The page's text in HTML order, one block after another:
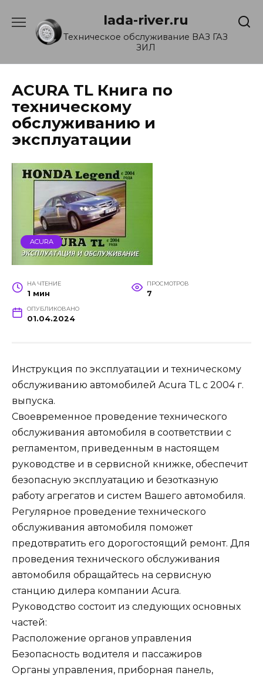
содержанию
lada-river.ru
Техническое обслуживание ВАЗ ГАЗ
ЗИЛ
ACURA TL Книга по
техническому
обслуживанию и
эксплуатации
ACURA
НА ЧТЕНИЕ
1 мин
ПРОСМОТРОВ
7
ОПУБЛИКОВАНО
01.04.2024
Инструкция по эксплуатации и техническому
обслуживанию автомобилей Acura TL с 2004 г.
выпуска.
Своевременное проведение технического
обслуживания автомобиля в соответствии с
регламентом, приведенным в настоящем
руководстве и в сервисной книжке, обеспечит
безопасную эксплуатацию и безотказную
работу агрегатов и систем Вашего автомобиля.
Регулярное проведение технического
обслуживания автомобиля поможет
предотвратить его дорогостоящий ремонт. Для
проведения технического обслуживания
автомобиля обращайтесь на сервисную
станцию дилера компании Acura.
Руководство состоит из следующих основных
частей:
Расположение органов управления
Безопасность водителя и пассажиров
Органы управления, приборная панель,